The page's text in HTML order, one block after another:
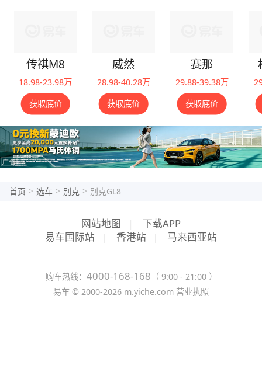
传祺M8
18.98-23.98万
获取底价
威然
28.98-40.28万
获取底价
赛那
29.88-39.38万
获取底价
首页 > 选车 > 别克 > 别克GL8
网站地图
下载APP
易车国际站
香港站 马来西亚站
购车热线： 4000-168-168 （ 9:00 - 21:00 ）
易车 © 2000-2026 m.yiche.com 营业执照